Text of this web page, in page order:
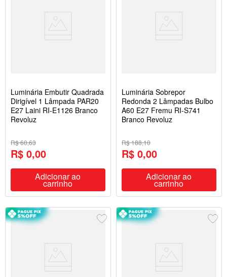
Luminária Embutir Quadrada
Dirigível 1 Lâmpada PAR20
E27 Laini RI-E1126 Branco
Revoluz
R$ 60,63
R$ 0,00
Adicionar ao
carrinho
Luminária Sobrepor
Redonda 2 Lâmpadas Bulbo
A60 E27 Fremu RI-S741
Branco Revoluz
R$ 188,10
R$ 0,00
Adicionar ao
carrinho